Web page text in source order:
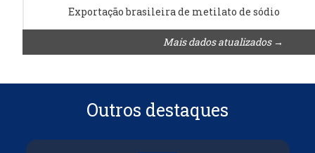
Exportação brasileira de metilato de sódio
Mais dados atualizados →
Outros destaques